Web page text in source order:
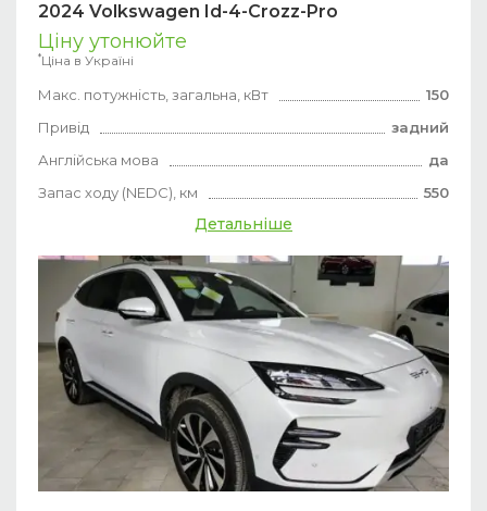
2024 Volkswagen Id-4-Crozz-Pro
Ціну утонюйте
*Ціна в Україні
Макс. потужність, загальна, кВт
150
Привід
задний
Англійська мова
да
Запас ходу (NEDC), км
550
Детальніше